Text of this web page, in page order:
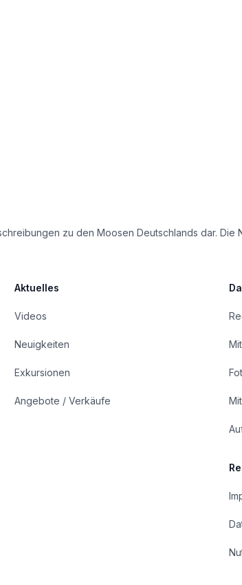
zu den Moosen Deutschlands dar. Die
Aktuelles
Videos
Neuigkeiten
Exkursionen
Angebote / Verkäufe